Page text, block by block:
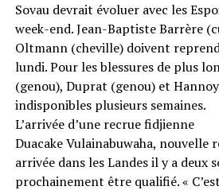
Sovau devrait évoluer avec les
week-end. Jean-Baptiste Barrère
Oltmann (cheville) doivent
lundi. Pour les blessures de plus
(genou), Duprat (genou) et
indisponibles plusieurs semaines.
L’arrivée d’une recrue fidjienne
Duacake Vulainabuwaha, nouvelle
arrivée dans les Landes il y a deux
prochainement être qualifié. «